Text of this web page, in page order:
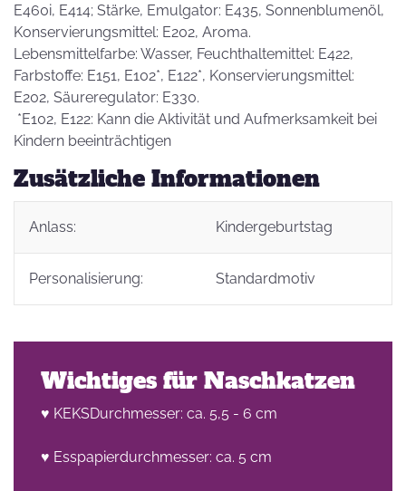
E460i, E414; Stärke, Emulgator: E435, Sonnenblumenöl,
Konservierungsmittel: E202, Aroma.
Lebensmittelfarbe: Wasser, Feuchthaltemittel: E422,
Farbstoffe: E151, E102*, E122*, Konservierungsmittel:
E202, Säureregulator: E330.
*E102, E122: Kann die Aktivität und Aufmerksamkeit bei
Kindern beeinträchtigen
Zusätzliche Informationen
Anlass: Kindergeburtstag
Personalisierung: Standardmotiv
Wichtiges für Naschkatzen
♥ KEKSDurchmesser: ca. 5,5 - 6 cm
♥ Esspapierdurchmesser: ca. 5 cm